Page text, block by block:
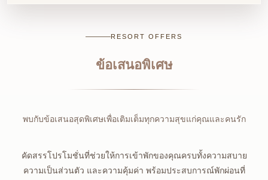
RESORT OFFERS
ข้อเสนอพิเศษ
พบกับข้อเสนอสุดพิเศษเพื่อเติมเต็มทุกความสุขแก่คุณและคนรัก
คัดสรรโปรโมชั่นที่ช่วยให้การเข้าพักของคุณครบทั้งความสบาย
ความเป็นส่วนตัว และความคุ้มค่า พร้อมประสบการณ์พักผ่อนที่